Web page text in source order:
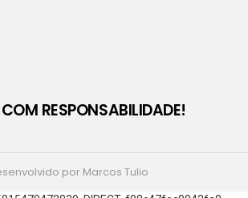
RESPONSABILIDADE!
por Marcos Tulio